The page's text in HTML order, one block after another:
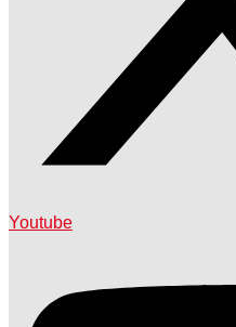
Youtube